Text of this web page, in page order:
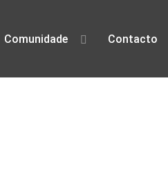
Comunidade Contacto